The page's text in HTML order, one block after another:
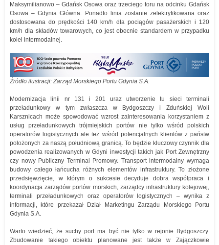
Maksymilianowo – Gdańsk Osowa oraz trzeciego toru na odcinku Gdańsk
Osowa – Gdynia Główna. Ponadto linia zostanie zelektryfikowana oraz
dostosowana do prędkości 140 km/h dla pociągów pasażerskich i 120
km/h dla składów towarowych, co jest obecnie standardem w przypadku
kolei intermodalnej.
Źródło ilustracji: Zarząd Morskiego Portu Gdynia S.A.
Modernizacja linii nr 131 i 201 uraz utworzenie tu sieci terminali
przeładunkowy w tym zwłaszcza w Bydgoszczy i Zduńskiej Woli
Karsznicach może spowodować wzrost zainteresowania korzystaniem z
usług przeładunkowych trójmiejskich portów nie tylko wśród polskich
operatorów logistycznych ale tez wśród potencjalnych klientów z państw
położonych za naszą południową granicą. To będzie kluczowy czynnik dla
powodzenia realizowanych w Gdyni inwestycji takich jak Port Zewnętrzny
czy nowy Publiczny Terminal Promowy. Transport intermodalny wymaga
budowy całego łańcucha różnych elementów infrastruktury. To złożone
przedsięwzięcie, w którym o sukcesie decyduje dobra współpraca i
koordynacja zarządów portów morskich, zarządcy infrastruktury kolejowej,
terminali przeładunkowych oraz operatorów logistycznych – wynika z
informacji, które przekazał Dział Marketingu Zarządu Morskiego Portu
Gdynia S.A.
Warto wiedzieć, że suchy port ma być nie tylko w rejonie Bydgoszczy.
Zbudowanie takiego obiektu planowane jest także w Zajączkowie